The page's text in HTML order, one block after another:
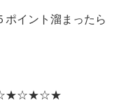
ポイント溜まったら